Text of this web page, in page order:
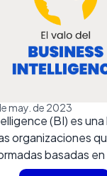
may. de 2023
(BI) es
organizaciones
basadas